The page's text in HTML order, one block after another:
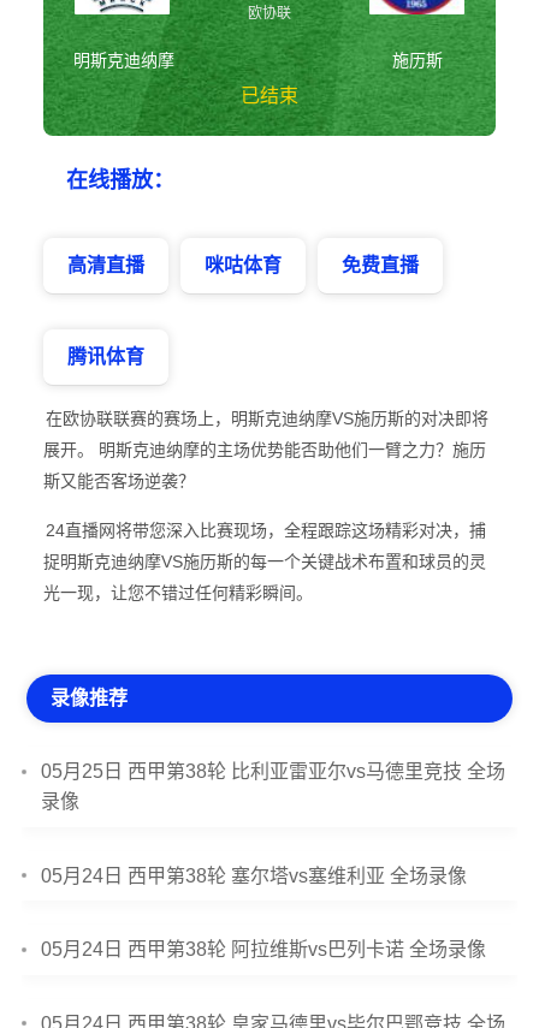
明斯克迪纳摩
01:00:00
欧协联
已结束
施历斯
在线播放：
高清直播 咪咕体育 免费直播
腾讯体育
在欧协联联赛的赛场上，明斯克迪纳摩VS施历斯的对决即将
展开。 明斯克迪纳摩的主场优势能否助他们一臂之力？施历
斯又能否客场逆袭？
24直播网将带您深入比赛现场，全程跟踪这场精彩对决，捕
捉明斯克迪纳摩VS施历斯的每一个关键战术布置和球员的灵
光一现，让您不错过任何精彩瞬间。
录像推荐
05月25日 西甲第38轮 比利亚雷亚尔vs马德里竞技 全场
录像
05月24日 西甲第38轮 塞尔塔vs塞维利亚 全场录像
05月24日 西甲第38轮 阿拉维斯vs巴列卡诺 全场录像
05月24日 西甲第38轮 皇家马德里vs毕尔巴鄂竞技 全场